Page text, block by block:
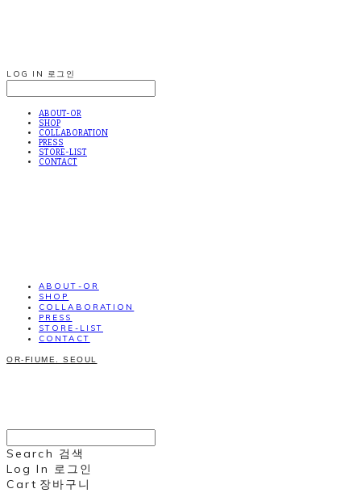
LOG IN 로그인
ABOUT-OR
SHOP
COLLABORATION
PRESS
STORE-LIST
CONTACT
ABOUT-OR
SHOP
COLLABORATION
PRESS
STORE-LIST
CONTACT
OR-FIUME. SEOUL
Search 검색
Log In 로그인
Cart 장바구니